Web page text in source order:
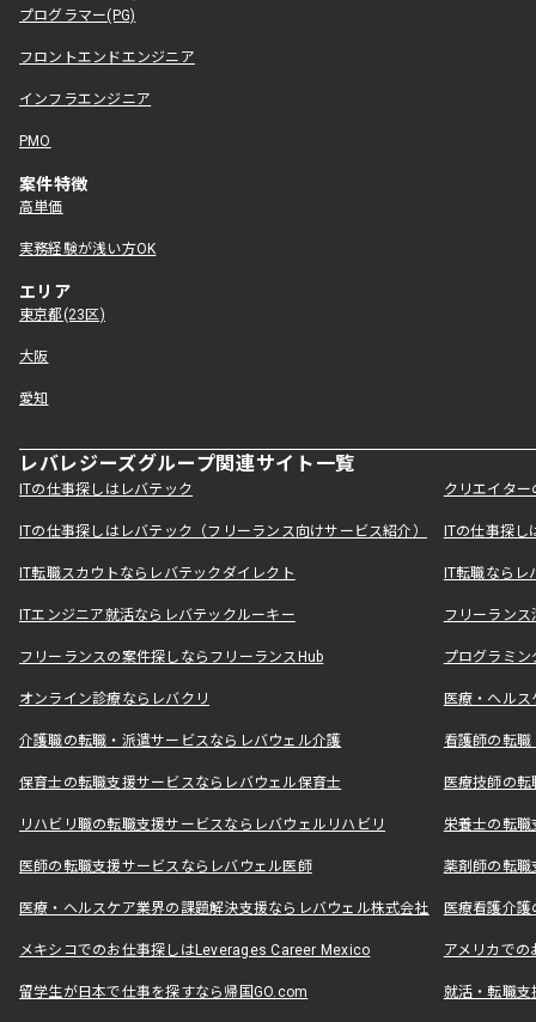
プログラマー(PG)
フロントエンドエンジニア
インフラエンジニア
PMO
案件特徴
高単価
実務経験が浅い方OK
エリア
東京都(23区)
大阪
愛知
レバレジーズグループ関連サイト一覧
ITの仕事探しはレバテック クリエイタ
ITの仕事探しはレバテック（フリーランス向けサービス紹介） ITの仕事探
IT転職スカウトならレバテックダイレクト IT転職なら
ITエンジニア就活ならレバテックルーキー フリーラン
フリーランスの案件探しならフリーランスHub プログラミ
オンライン診療ならレバクリ 医療・ヘル
介護職の転職・派遣サービスならレバウェル介護 看護師の転
保育士の転職支援サービスならレバウェル保育士 医療技師の
リハビリ職の転職支援サービスならレバウェルリハビリ 栄養士の転
医師の転職支援サービスならレバウェル医師 薬剤師の転
医療・ヘルスケア業界の課題解決支援ならレバウェル株式会社 医療看護介
メキシコでのお仕事探しはLeverages Career Mexico アメリカで
留学生が日本で仕事を探すなら帰国GO.com 就活・転職